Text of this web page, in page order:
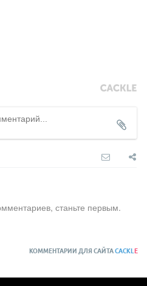
станьте первым.
КОММЕНТАРИИ ДЛЯ САЙТАCACKL E